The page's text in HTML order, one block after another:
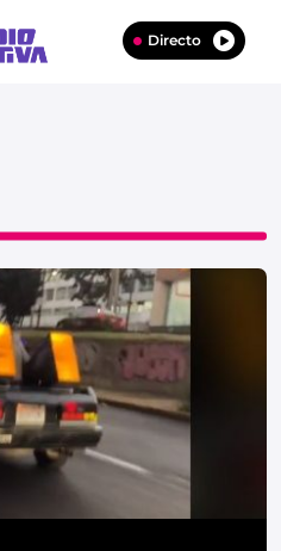
Directo